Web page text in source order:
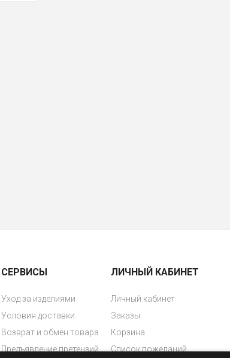
СЕРВИСЫ
Уход за изделиями
Условия доставки
Возврат и обмен товара
Предъявление претензий
ЛИЧНЫЙ КАБИНЕТ
Личный кабинет
Заказы
Корзина
Список пожеланий